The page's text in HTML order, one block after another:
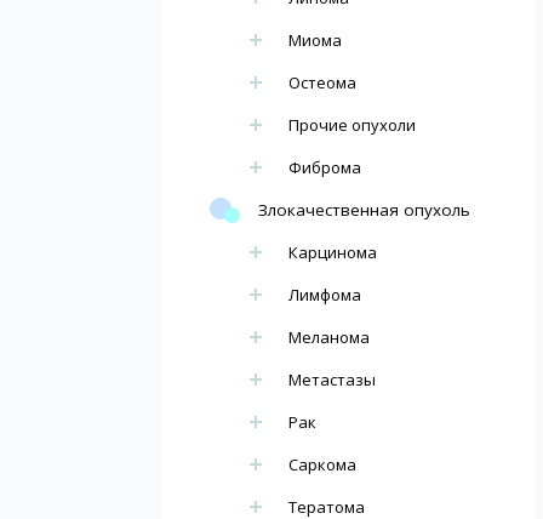
Миома
Остеома
Прочие опухоли
Фиброма
Злокачественная опухоль
Карцинома
Лимфома
Меланома
Метастазы
Рак
Саркома
Тератома